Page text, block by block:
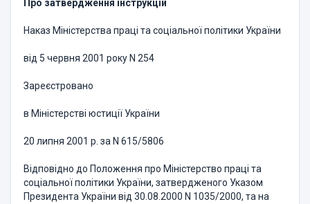
Про затвердження інструкцій
Наказ Міністерства праці та соціальної політики України
від 5 червня 2001 року N 254
Зареєстровано
в Міністерстві юстиції України
20 липня 2001 р. за N 615/5806
Відповідно до Положення про Міністерство праці та
соціальної політики України, затвердженого Указом
Президента України від 30.08.2000 N 1035/2000, та на